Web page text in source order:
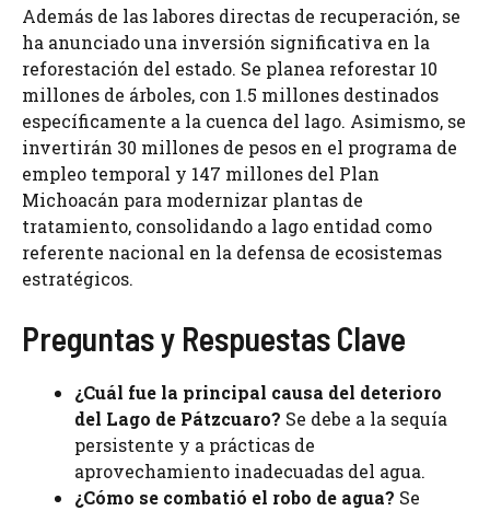
Además de las labores directas de recuperación, se
ha anunciado una inversión significativa en la
reforestación del estado. Se planea reforestar 10
millones de árboles, con 1.5 millones destinados
específicamente a la cuenca del lago. Asimismo, se
invertirán 30 millones de pesos en el programa de
empleo temporal y 147 millones del Plan
Michoacán para modernizar plantas de
tratamiento, consolidando a lago entidad como
referente nacional en la defensa de ecosistemas
estratégicos.
Preguntas y Respuestas Clave
¿Cuál fue la principal causa del deterioro
del Lago de Pátzcuaro? Se debe a la sequía
persistente y a prácticas de
aprovechamiento inadecuadas del agua.
¿Cómo se combatió el robo de agua? Se